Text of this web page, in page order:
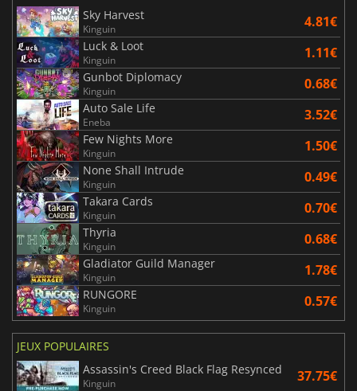
Sky Harvest
Kinguin 4.81€
Luck & Loot
Kinguin 1.11€
Gunbot Diplomacy
Kinguin 0.68€
Auto Sale Life
Eneba 3.52€
Few Nights More
Kinguin 1.50€
None Shall Intrude
Kinguin 0.49€
Takara Cards
Kinguin 0.70€
Thyria
Kinguin 0.68€
Gladiator Guild Manager
Kinguin 1.78€
RUNGORE
Kinguin 0.57€
JEUX POPULAIRES
Assassin's Creed Black Flag Resynced
Kinguin 37.75€